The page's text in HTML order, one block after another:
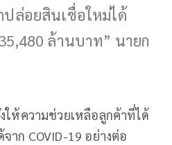
ปล่อยสินเชื่อใหม่ได้
ล้านบาท” นายก
ให้ความช่วยเหลือลูกค้าที่ได้
าก COVID-19 อย่างต่อ